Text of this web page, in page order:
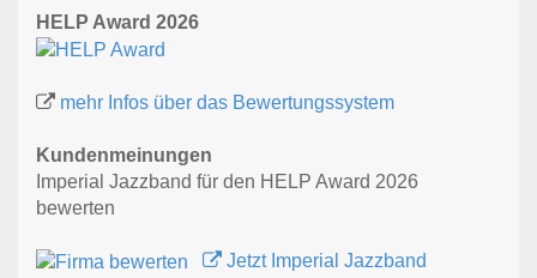
HELP Award 2026
mehr Infos über das Bewertungssystem
Kundenmeinungen
Imperial Jazzband für den HELP Award 2026
bewerten
Jetzt Imperial Jazzband